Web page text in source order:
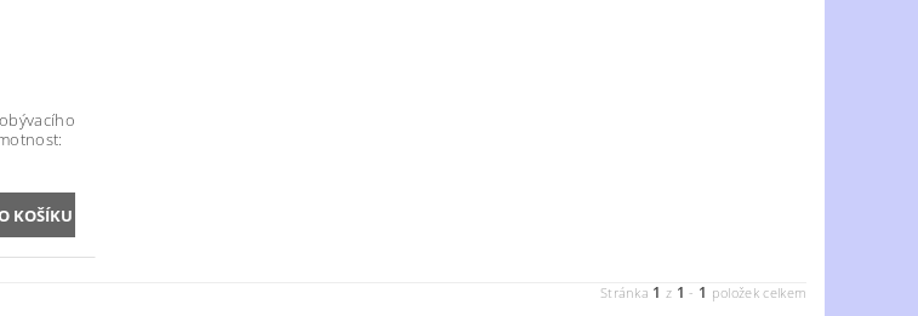
Stránka 1 z 1 - 1 položek celkem